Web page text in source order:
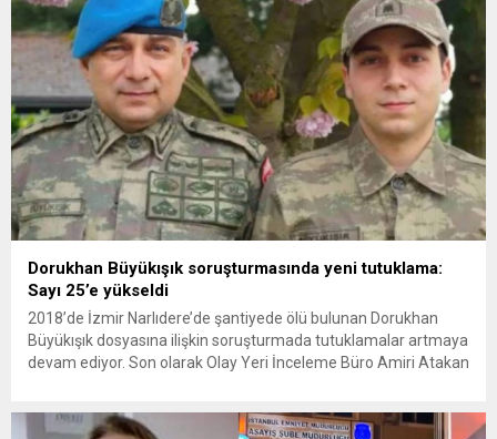
Dorukhan Büyükışık soruşturmasında yeni tutuklama:
Sayı 25’e yükseldi
2018’de İzmir Narlıdere’de şantiyede ölü bulunan Dorukhan
Büyükışık dosyasına ilişkin soruşturmada tutuklamalar artmaya
devam ediyor. Son olarak Olay Yeri İnceleme Büro Amiri Atakan
bulunan Dorukhan Büyükışık’a ilişkin yeniden açılan